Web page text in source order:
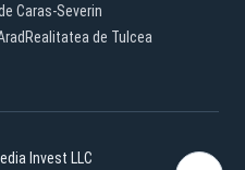
Caras-Severin
Realitatea de Tulcea
Invest LLC